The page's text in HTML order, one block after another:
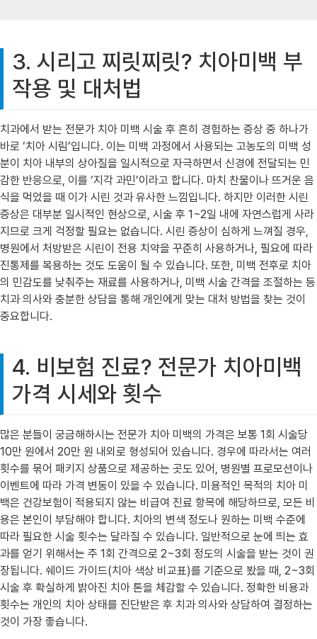
3. 시리고 찌릿찌릿? 치아미백 부
작용 및 대처법
치과에서 받는 전문가 치아 미백 시술 후 흔히 경험하는 증상 중 하나가
바로 ‘치아 시림’입니다. 이는 미백 과정에서 사용되는 고농도의 미백 성
분이 치아 내부의 상아질을 일시적으로 자극하면서 신경에 전달되는 민
감한 반응으로, 이를 ‘지각 과민’이라고 합니다. 마치 찬물이나 뜨거운 음
식을 먹었을 때 이가 시린 것과 유사한 느낌입니다. 하지만 이러한 시린
증상은 대부분 일시적인 현상으로, 시술 후 1~2일 내에 자연스럽게 사라
지므로 크게 걱정할 필요는 없습니다. 시린 증상이 심하게 느껴질 경우,
병원에서 처방받은 시린이 전용 치약을 꾸준히 사용하거나, 필요에 따라
진통제를 복용하는 것도 도움이 될 수 있습니다. 또한, 미백 전후로 치아
의 민감도를 낮춰주는 재료를 사용하거나, 미백 시술 간격을 조절하는 등
치과 의사와 충분한 상담을 통해 개인에게 맞는 대처 방법을 찾는 것이
중요합니다.
4. 비보험 진료? 전문가 치아미백
가격 시세와 횟수
많은 분들이 궁금해하시는 전문가 치아 미백의 가격은 보통 1회 시술당
10만 원에서 20만 원 내외로 형성되어 있습니다. 경우에 따라서는 여러
횟수를 묶어 패키지 상품으로 제공하는 곳도 있어, 병원별 프로모션이나
이벤트에 따라 가격 변동이 있을 수 있습니다. 미용적인 목적의 치아 미
백은 건강보험이 적용되지 않는 비급여 진료 항목에 해당하므로, 모든 비
용은 본인이 부담해야 합니다. 치아의 변색 정도나 원하는 미백 수준에
따라 필요한 시술 횟수는 달라질 수 있습니다. 일반적으로 눈에 띄는 효
과를 얻기 위해서는 주 1회 간격으로 2~3회 정도의 시술을 받는 것이 권
장됩니다. 쉐이드 가이드(치아 색상 비교표)를 기준으로 봤을 때, 2~3회
시술 후 확실하게 밝아진 치아 톤을 체감할 수 있습니다. 정확한 비용과
횟수는 개인의 치아 상태를 진단받은 후 치과 의사와 상담하여 결정하는
것이 가장 좋습니다.